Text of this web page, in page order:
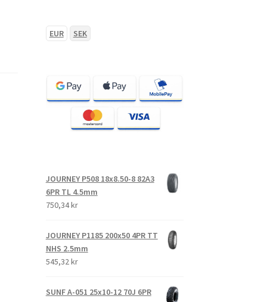
EUR SEK
JOURNEY P508 18x8.50-8 82A3
6PR TL 4.5mm
750,34 kr
JOURNEY P1185 200x50 4PR TT
NHS 2.5mm
545,32 kr
SUNF A-051 25x10-12 70J 6PR